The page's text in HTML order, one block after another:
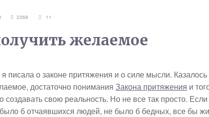
2368 11
желаемое
писала о законе притяжения и о силе мысли. Казалось
достаточно понимания Закона притяжения и
создавать свою реальность. Но не все так просто. Если
б отчаявшихся людей, не было б бедных, все бы